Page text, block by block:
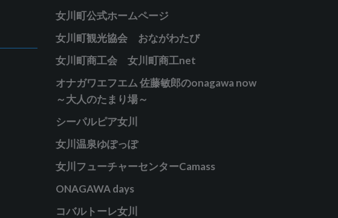
女川町公式ホームページ
女川町観光協会 おながわたび
女川町商工会 女川町商工net
オナガワエフエム 佐藤敏郎のonagawa now
～大人のたまり場～
シーパルピア女川
女川温泉ゆぽっぽ
女川フューチャーセンターCamass
ONAGAWA days
コバルトーレ女川